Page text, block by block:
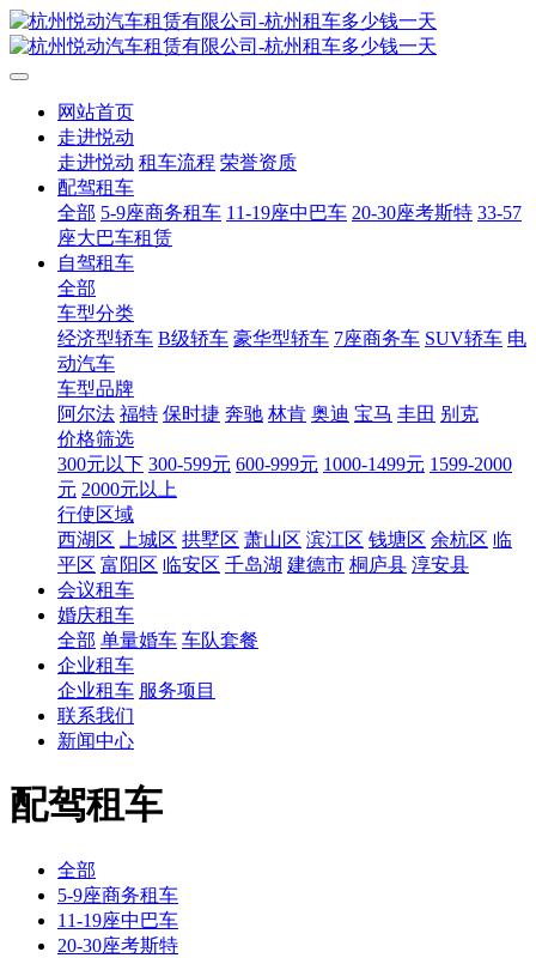
网站首页
走进悦动
走进悦动 租车流程 荣誉资质
配驾租车
全部 5-9座商务租车 11-19座中巴车 20-30座考斯特 33-57
座大巴车租赁
自驾租车
全部
车型分类
经济型轿车 B级轿车 豪华型轿车 7座商务车 SUV轿车 电
动汽车
车型品牌
阿尔法 福特 保时捷 奔驰 林肯 奥迪 宝马 丰田 别克
价格筛选
300元以下 300-599元 600-999元 1000-1499元 1599-2000
元 2000元以上
行使区域
西湖区
上城区 拱墅区 萧山区 滨江区 钱塘区 余杭区 临
平区 富阳区 临安区 千岛湖 建德市 桐庐县 淳安县
会议租车
婚庆租车
全部 单量婚车 车队套餐
企业租车
企业租车 服务项目
联系我们
新闻中心
配驾租车
全部
5-9座商务租车
11-19座中巴车
20-30座考斯特